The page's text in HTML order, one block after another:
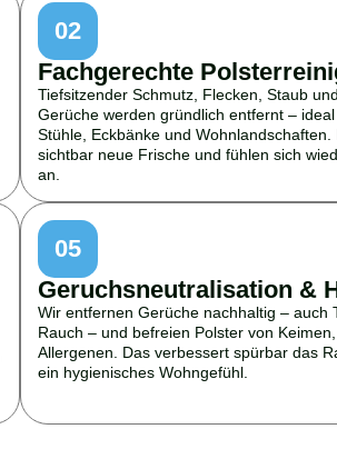
02
Fachgerechte
Tiefsitzender Schmutz, Flecken, Staub
Gerüche werden gründlich entfernt – ideal
Stühle, Eckbänke und
sichtbar neue Frische und fühlen sich
an.
05
Geruchsneutralisation &
Wir entfernen Gerüche nachhaltig – auch
Rauch – und befreien Polster von
Allergenen. Das verbessert spürbar das
ein hygienisches Wohngefühl.